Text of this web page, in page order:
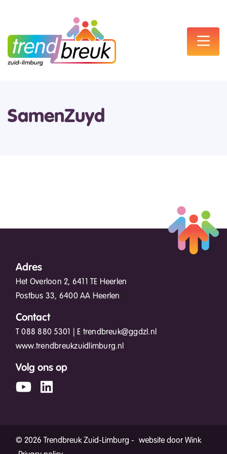
SamenZuyd
Adres
Het Overloon 2, 6411 TE Heerlen
Postbus 33, 6400 AA Heerlen
Contact
T088 880 5301 | E trendbreuk@ggdzl.nl
www.trendbreukzuidlimburg.nl
Volg ons op
© 2026 Trendbreuk Zuid-Limburg - website door Wink